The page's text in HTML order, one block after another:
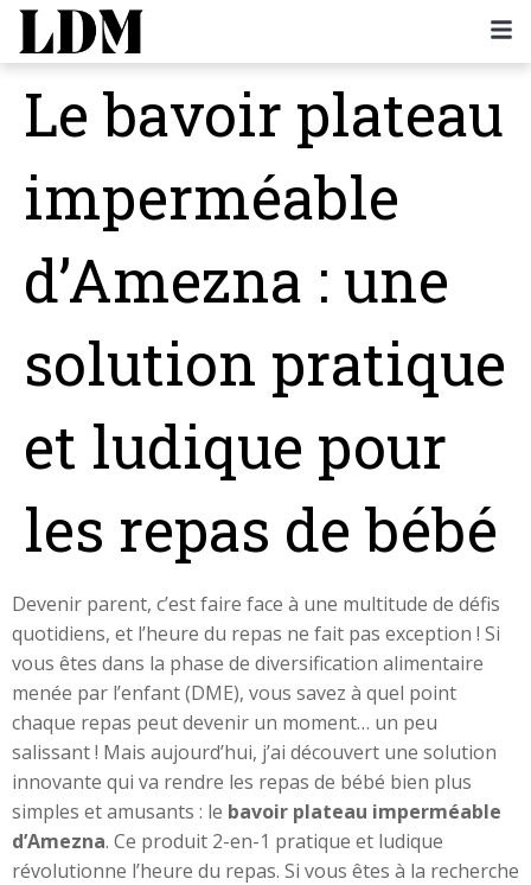
Le bavoir plateau
imperméable
d’Amezna : une
solution pratique
et ludique pour
les repas de bébé
Devenir parent, c’est faire face à une multitude de défis
quotidiens, et l’heure du repas ne fait pas exception ! Si
vous êtes dans la phase de diversification alimentaire
menée par l’enfant (DME), vous savez à quel point
chaque repas peut devenir un moment… un peu
salissant ! Mais aujourd’hui, j’ai découvert une solution
innovante qui va rendre les repas de bébé bien plus
simples et amusants : le bavoir plateau imperméable
d’Amezna. Ce produit 2-en-1 pratique et ludique
révolutionne l’heure du repas. Si vous êtes à la recherche